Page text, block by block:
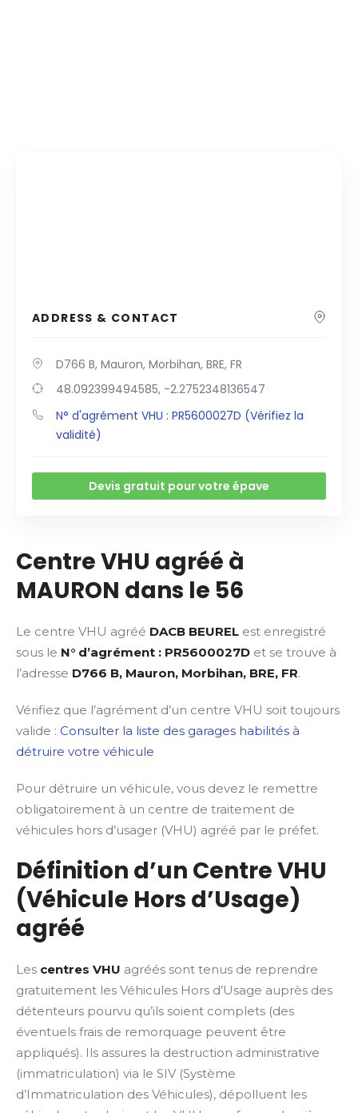
ADDRESS & CONTACT
D766 B, Mauron, Morbihan, BRE, FR
48.092399494585, -2.2752348136547
N° d'agrément VHU : PR5600027D (Vérifiez la
validité)
Devis gratuit pour votre épave
Centre VHU agréé à
MAURON dans le 56
Le centre VHU agréé DACB BEUREL est enregistré
sous le N° d’agrément : PR5600027D et se trouve à
l’adresse D766 B, Mauron, Morbihan, BRE, FR.
Vérifiez que l’agrément d’un centre VHU soit toujours
valide : Consulter la liste des garages habilités à
détruire votre véhicule
Pour détruire un véhicule, vous devez le remettre
obligatoirement à un centre de traitement de
véhicules hors d’usager (VHU) agréé par le préfet.
Définition d’un Centre VHU
(Véhicule Hors d’Usage)
agréé
Les centres VHU agréés sont tenus de reprendre
gratuitement les Véhicules Hors d’Usage auprès des
détenteurs pourvu qu’ils soient complets (des
éventuels frais de remorquage peuvent être
appliqués). Ils assures la destruction administrative
(immatriculation) via le SIV (Système
d’Immatriculation des Véhicules), dépolluent les